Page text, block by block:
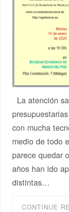
La atención
con mucha
medio de todo
parece quedar
años han ido
distintas…
CONTINUE